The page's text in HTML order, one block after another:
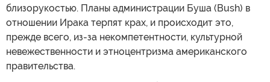
близорукостью. Планы администрации Буша (Bush) в
отношении Ирака терпят крах, и происходит это,
прежде всего, из-за некомпетентности, культурной
невежественности и этноцентризма американского
правительства.